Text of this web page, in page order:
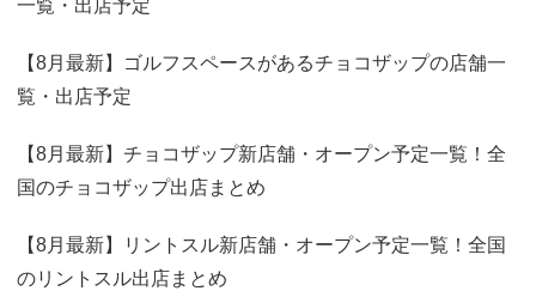
一覧・出店予定
【8月最新】ゴルフスペースがあるチョコザップの店舗一
覧・出店予定
【8月最新】チョコザップ新店舗・オープン予定一覧！全
国のチョコザップ出店まとめ
【8月最新】リントスル新店舗・オープン予定一覧！全国
のリントスル出店まとめ